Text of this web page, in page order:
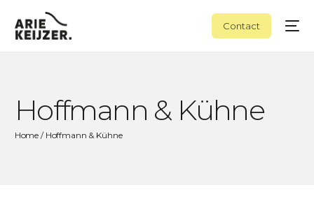
Contact
Hoffmann & Kühne
Home / Hoffmann & Kühne